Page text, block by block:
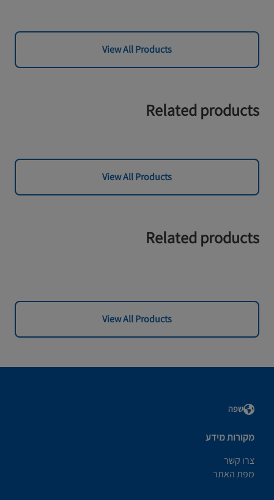
View All Products
Related products
View All Products
Related products
View All Products
שפה
מקורות מידע
צרו קשר
מפת האתר